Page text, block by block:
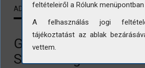
ADATLAP KAPCSOLÓDÓ TARTALMAK
Gyöngyösi városkép a
Szabadság tér
feltételeiről a Rólunk
A felhasználás jogi
tájékoztatást az ablak
vettem.